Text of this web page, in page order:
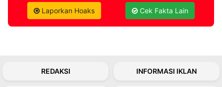
Laporkan Hoaks Cek Fakta Lain
REDAKSI INFORMASI IKLAN